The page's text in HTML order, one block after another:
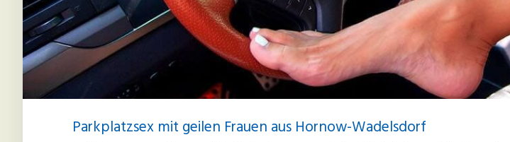
Parkplatzsex mit geilen Frauen aus Hornow-Wadelsdorf